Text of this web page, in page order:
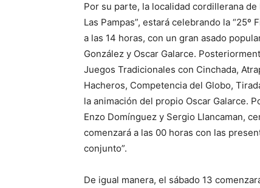
Por su parte, la localidad cordillerana
Las Pampas”, estará celebrando la
a las 14 horas, con un gran asado
González y Oscar Galarce.
Juegos Tradicionales con Cinchada,
Hacheros, Competencia del Globo,
la animación del propio Oscar Galarce.
Enzo Domínguez y Sergio Llancaman,
comenzará a las 00 horas con las
conjunto”.
De igual manera, el sábado 13